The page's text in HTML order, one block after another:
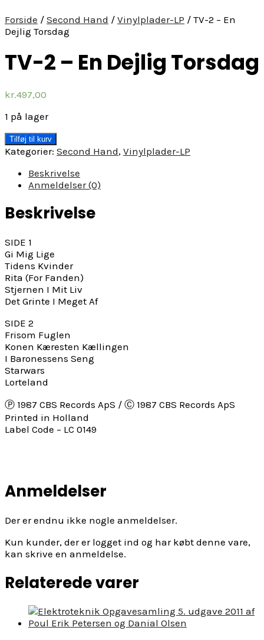
Forside / Second Hand / Vinylplader-LP / TV-2 – En
Dejlig Torsdag
TV-2 – En Dejlig Torsdag
kr.497,00
1 på lager
TV-
2
Dejlig
antal
Tilføj til kurv
Kategorier: Second Hand, Vinylplader-LP
Beskrivelse
Anmeldelser (0)
Beskrivelse
SIDE 1
Gi Mig Lige
Tidens Kvinder
Rita (For Fanden)
Stjernen I Mit Liv
Det Grinte I Meget Af
SIDE 2
Frisom Fuglen
Konen Kæresten Kællingen
I Baronessens Seng
Starwars
Lorteland
Ⓟ 1987 CBS Records ApS / Ⓒ 1987 CBS Records ApS
Printed in Holland
Label Code – LC 0149
Anmeldelser
Der er endnu ikke nogle anmeldelser.
Kun kunder, der er logget ind og har købt denne vare,
kan skrive en anmeldelse.
Relaterede varer